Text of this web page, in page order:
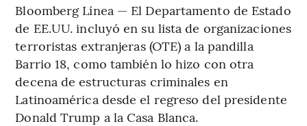
Bloomberg Línea — El Departamento de Estado
de EE.UU. incluyó en su lista de organizaciones
terroristas extranjeras (OTE) a la pandilla
Barrio 18, como también lo hizo con otra
decena de estructuras criminales en
Latinoamérica desde el regreso del presidente
Donald Trump a la Casa Blanca.